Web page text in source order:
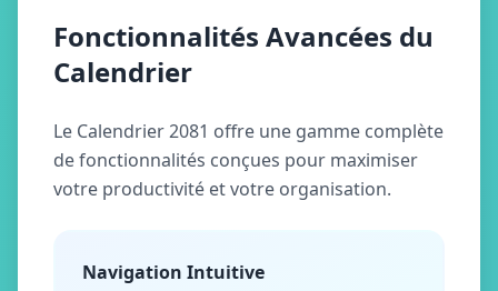
Fonctionnalités Avancées du
Calendrier
Le Calendrier 2081 offre une gamme complète
de fonctionnalités conçues pour maximiser
votre productivité et votre organisation.
Navigation Intuitive